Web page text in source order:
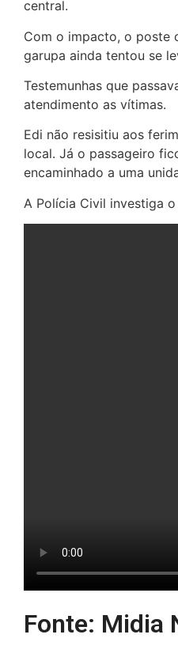
central.
Com o impacto, o poste
garupa ainda tentou se
Testemunhas que
atendimento as vítimas.
Edi não resisitiu aos
local. Já o passageiro
encaminhado a uma
A Polícia Civil investiga o
Fonte: Midia